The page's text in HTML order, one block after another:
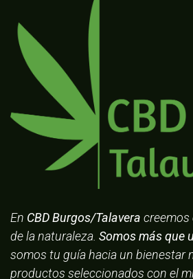
En CBD Burgos/Talavera creemos
de la naturaleza. Somos más que
somos tu guía hacia un bienestar
productos seleccionados con el